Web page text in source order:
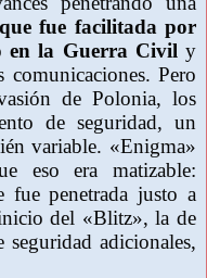
fue facilitada por
en la Guerra Civil y
Pero
de Polonia, los
de seguridad, un
variable. «Enigma»
eso era matizable:
penetrada justo a
del «Blitz», la de
adicionales,